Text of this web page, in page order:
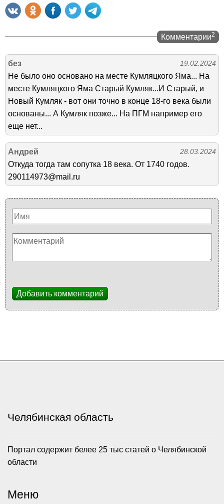
Комментарии2
без 19.02.2024
Не было оно основано на месте Кумляцкого Яма... На
месте Кумляцкого Яма Старый Кумляк...И Старый, и
Новый Кумляк - вот они точно в конце 18-го века были
основаны... А Кумляк позже... На ПГМ например его
еще нет...
Андрей 28.03.2024
Откуда тогда там сопутка 18 века. От 1740 годов.
290114973@mail.ru
Добавить комментарий
Челябинская область
Портал содержит белее 25 тыс статей о Челябинской
области
Меню